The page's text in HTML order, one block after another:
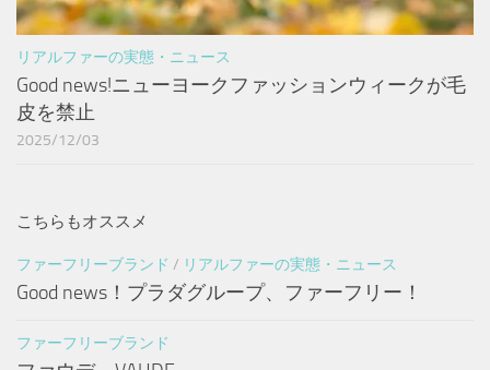
リアルファーの実態・ニュース
Good news!ニューヨークファッションウィークが毛
皮を禁止
2025/12/03
こちらもオススメ
ファーフリーブランド / リアルファーの実態・ニュース
Good news！プラダグループ、ファーフリー！
ファーフリーブランド